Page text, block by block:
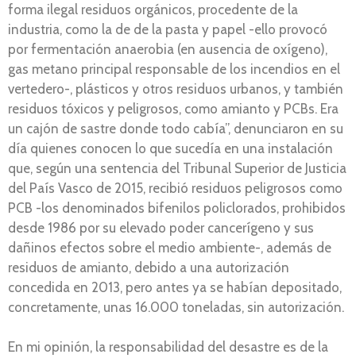
forma ilegal residuos orgánicos, procedente de la
industria, como la de de la pasta y papel -ello provocó
por fermentación anaerobia (en ausencia de oxígeno),
gas metano principal responsable de los incendios en el
vertedero-, plásticos y otros residuos urbanos, y también
residuos tóxicos y peligrosos, como amianto y PCBs. Era
un cajón de sastre donde todo cabía”, denunciaron en su
día quienes conocen lo que sucedía en una instalación
que, según una sentencia del Tribunal Superior de Justicia
del País Vasco de 2015, recibió residuos peligrosos como
PCB -los denominados bifenilos policlorados, prohibidos
desde 1986 por su elevado poder cancerígeno y sus
dañinos efectos sobre el medio ambiente-, además de
residuos de amianto, debido a una autorización
concedida en 2013, pero antes ya se habían depositado,
concretamente, unas 16.000 toneladas, sin autorización.
En mi opinión, la responsabilidad del desastre es de la